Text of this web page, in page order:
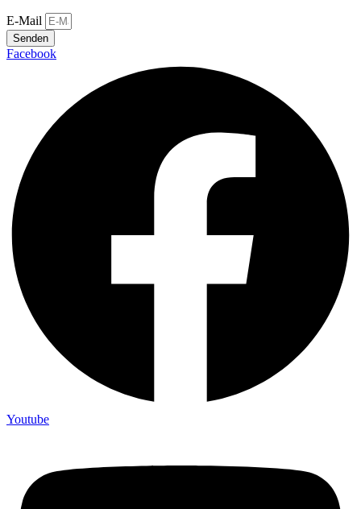
E-Mail
Senden
Facebook
Youtube